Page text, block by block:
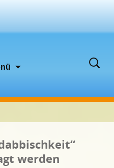
Suchen
werden